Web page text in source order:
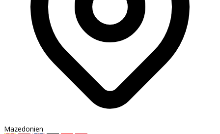
Mazedonien